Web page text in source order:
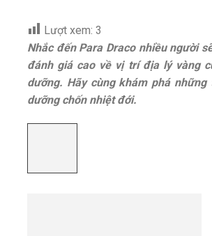
Lượt xem: 3
Nhắc đến Para Draco nhiều người
đánh giá cao về vị trí địa lý vàng
dưỡng. Hãy cùng khám phá
dưỡng chốn nhiệt đới.